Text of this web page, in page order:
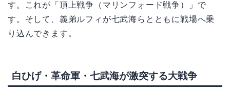
す。これが「頂上戦争（マリンフォード戦争）」で
す。そして、義弟ルフィが七武海らとともに戦場へ乗
り込んできます。
白ひげ・革命軍・七武海が激突する大戦争